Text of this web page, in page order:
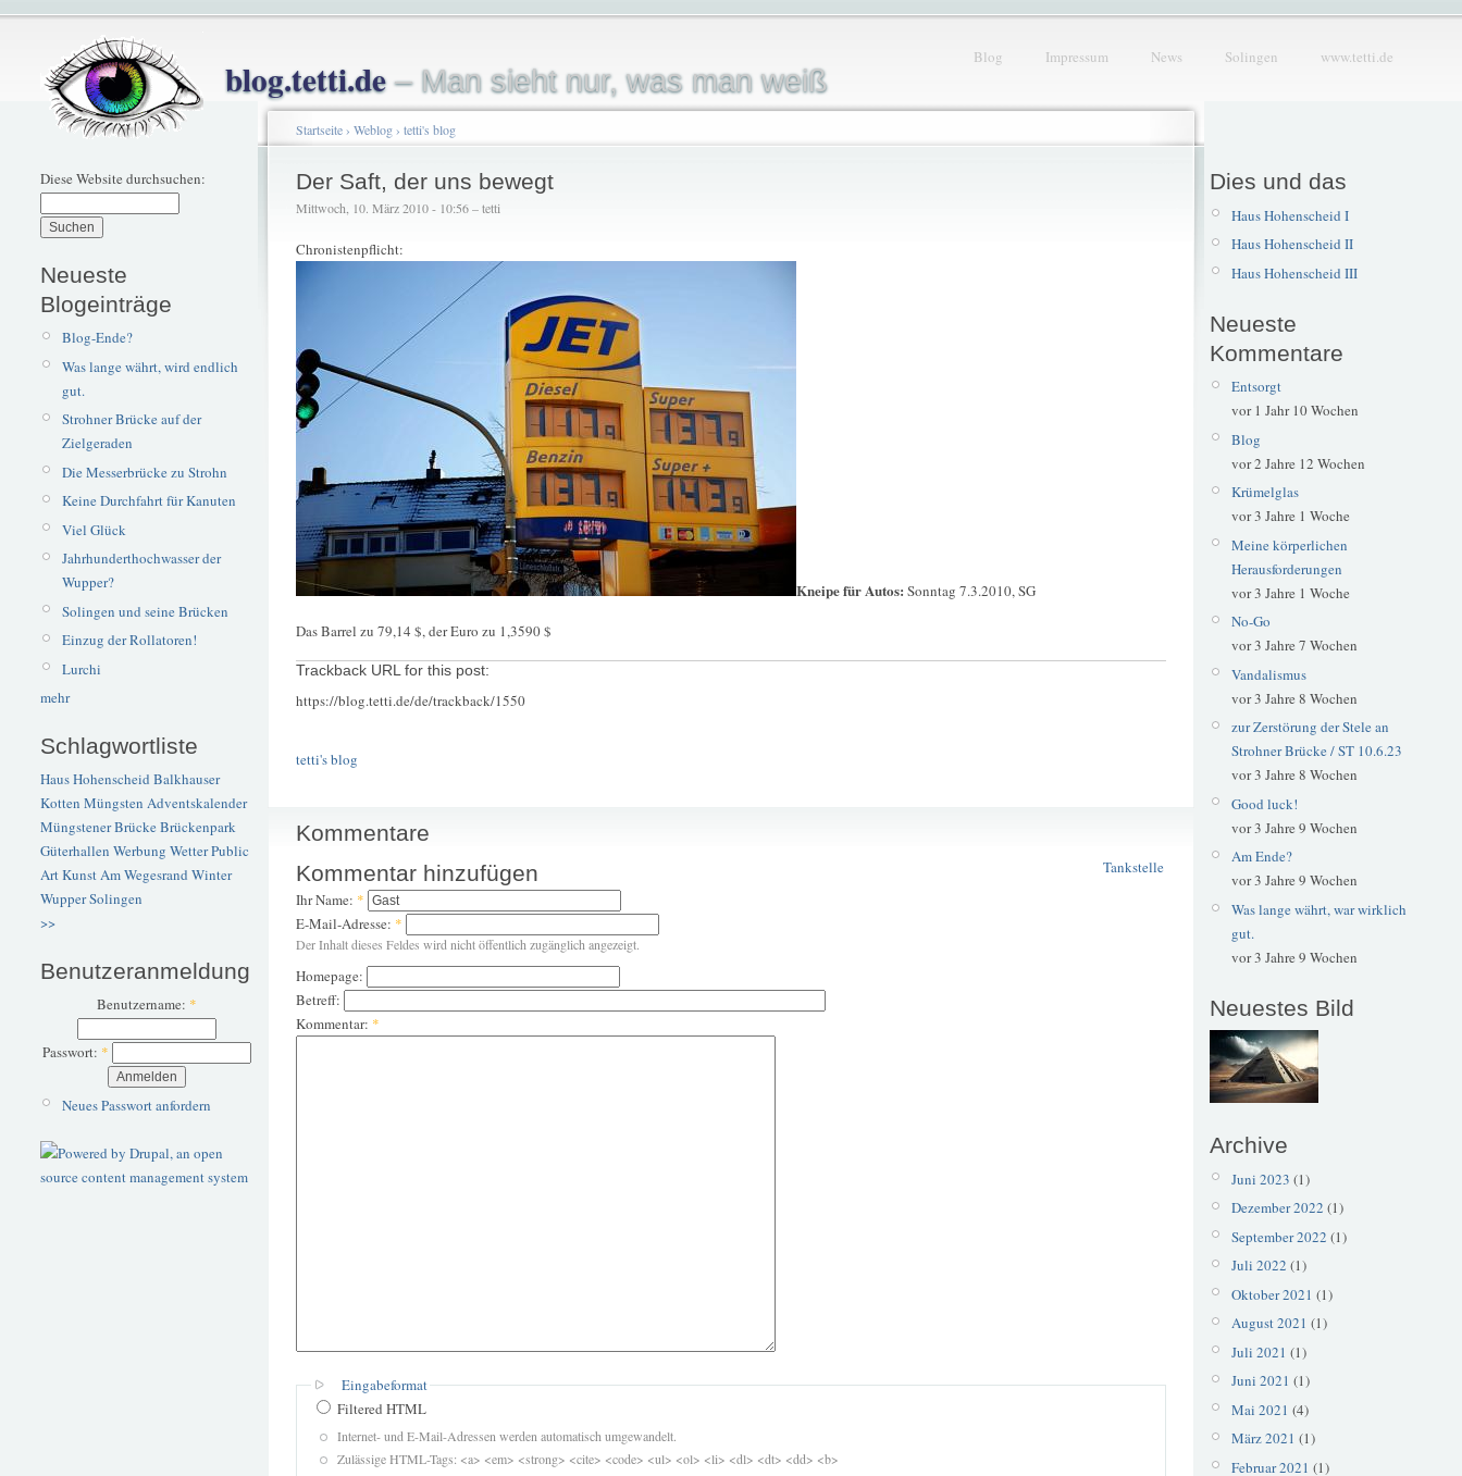
blog.tetti.de– Man sieht nur, was man weiß
Blog Impressum News Solingen www.tetti.de
Diese Website durchsuchen:
Neueste
Blogeinträge
Blog-Ende?
Was lange währt, wird endlich
gut.
Strohner Brücke auf der
Zielgeraden
Die Messerbrücke zu Strohn
Keine Durchfahrt für Kanuten
Viel Glück
Jahrhunderthochwasser der
Wupper?
Solingen und seine Brücken
Einzug der Rollatoren!
Lurchi
mehr
Schlagwortliste
Haus Hohenscheid Balkhauser
Kotten Müngsten Adventskalender
Müngstener BrückeBrückenpark
Güterhallen Werbung WetterPublic
ArtKunstAm Wegesrand Winter
WupperSolingen
>>
Benutzeranmeldung
Benutzername: *
Passwort: *
Neues Passwort anfordern
Startseite› Weblog› tetti's blog
Der Saft, der uns bewegt
Mittwoch, 10. März 2010 - 10:56 – tetti
Chronistenpflicht:
Kneipe für Autos: Sonntag 7.3.2010, SG
Das Barrel zu 79,14 $, der Euro zu 1,3590 $
Trackback URL for this post:
https://blog.tetti.de/de/trackback/1550
tetti's blog
Tankstelle
Kommentare
Kommentar hinzufügen
Ihr Name: *
E-Mail-Adresse: *
Der Inhalt dieses Feldes wird nicht öffentlich zugänglich angezeigt.
Homepage:
Betreff:
Kommentar: *
Eingabeformat
Filtered HTML
Internet- und E-Mail-Adressen werden automatisch umgewandelt.
Zulässige HTML-Tags: <a> <em> <strong> <cite> <code> <ul> <ol> <li> <dl> <dt> <dd> <b>
Dies und das
Haus Hohenscheid I
Haus Hohenscheid II
Haus Hohenscheid III
Neueste
Kommentare
Entsorgt
vor 1 Jahr 10 Wochen
Blog
vor 2 Jahre 12 Wochen
Krümelglas
vor 3 Jahre 1 Woche
Meine körperlichen
Herausforderungen
vor 3 Jahre 1 Woche
No-Go
vor 3 Jahre 7 Wochen
Vandalismus
vor 3 Jahre 8 Wochen
zur Zerstörung der Stele an
Strohner Brücke / ST 10.6.23
vor 3 Jahre 8 Wochen
Good luck!
vor 3 Jahre 9 Wochen
Am Ende?
vor 3 Jahre 9 Wochen
Was lange währt, war wirklich
gut.
vor 3 Jahre 9 Wochen
Neuestes Bild
Archive
Juni 2023 (1)
Dezember 2022 (1)
September 2022 (1)
Juli 2022 (1)
Oktober 2021 (1)
August 2021 (1)
Juli 2021 (1)
Juni 2021 (1)
Mai 2021 (4)
März 2021 (1)
Februar 2021 (1)